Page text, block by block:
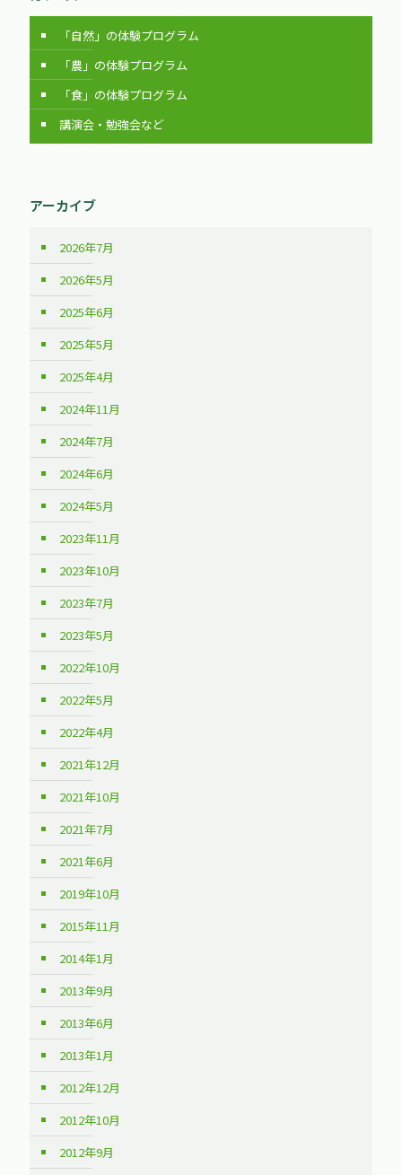
「自然」の体験プログラム
「農」の体験プログラム
「食」の体験プログラム
講演会・勉強会など
アーカイブ
2026年7月
2026年5月
2025年6月
2025年5月
2025年4月
2024年11月
2024年7月
2024年6月
2024年5月
2023年11月
2023年10月
2023年7月
2023年5月
2022年10月
2022年5月
2022年4月
2021年12月
2021年10月
2021年7月
2021年6月
2019年10月
2015年11月
2014年1月
2013年9月
2013年6月
2013年1月
2012年12月
2012年10月
2012年9月